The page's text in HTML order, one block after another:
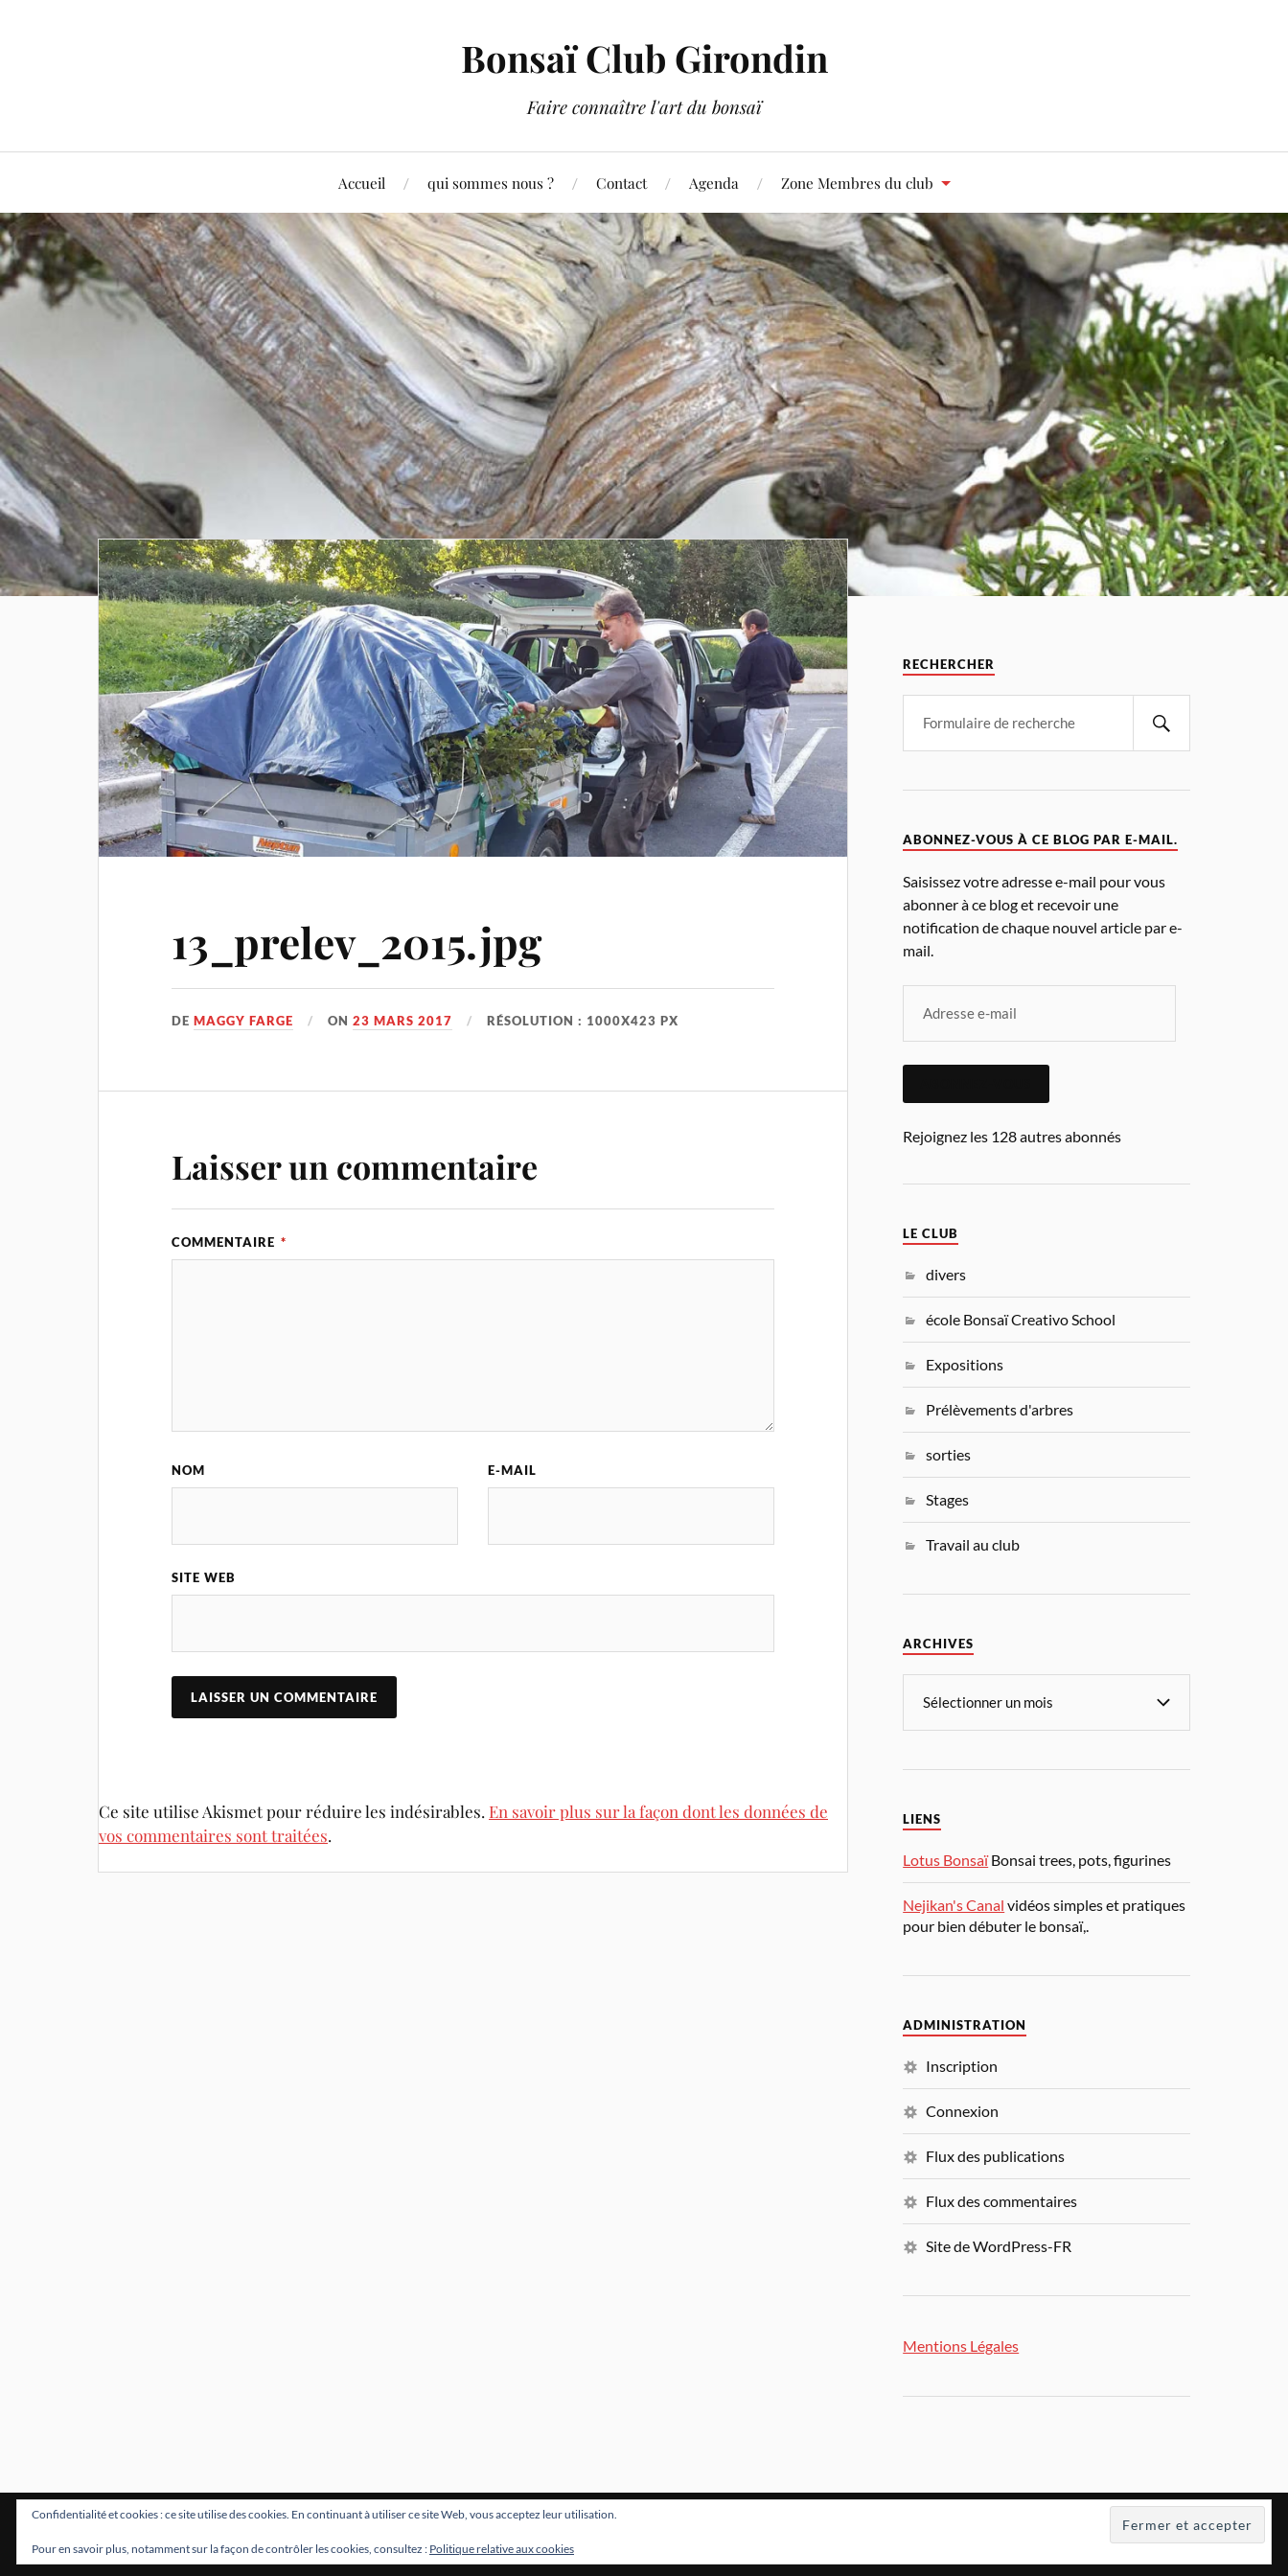
Bonsaï Club Girondin
Faire connaître l'art du bonsaï
Accueil qui sommes nous ? Contact Agenda Zone Membres du club
13_prelev_2015.jpg
DEMAGGY FARGE ON23 MARS 2017 RÉSOLUTION : 1000X423 PX
Laisser un commentaire
COMMENTAIRE *
NOM E-MAIL
SITE WEB
Ce site utilise Akismet pour réduire les indésirables. En savoir plus sur la façon dont les données de
vos commentaires sont traitées.
RECHERCHER
ABONNEZ-VOUS À CE BLOG PAR E-MAIL.
Saisissez votre adresse e-mail pour vous
abonner à ce blog et recevoir une
notification de chaque nouvel article par e-
mail.
Rejoignez les 128 autres abonnés
LE CLUB
divers
école Bonsaï Creativo School
Expositions
Prélèvements d'arbres
sorties
Stages
Travail au club
ARCHIVES
LIENS
Lotus BonsaïBonsai trees, pots, figurines
Nejikan's Canal vidéos simples et pratiques
pour bien débuter le bonsaï,.
ADMINISTRATION
Inscription
Connexion
Flux des publications
Flux des commentaires
Site de WordPress-FR
Mentions Légales
Confidentialité et cookies : ce site utilise des cookies. En continuant à utiliser ce site Web, vous acceptez leur utilisation.
Pour en savoir plus, notamment sur la façon de contrôler les cookies, consultez : Politique relative aux cookies